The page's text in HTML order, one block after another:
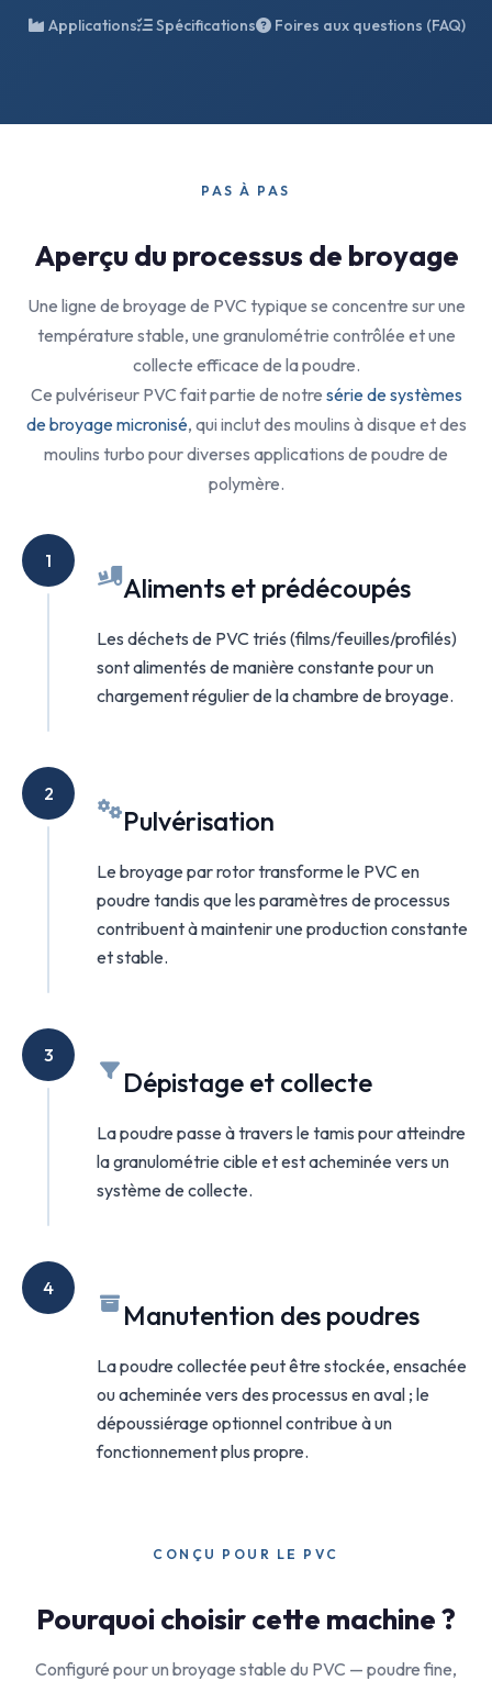
Applications
Spécifications Foires aux questions (FAQ)
PAS À PAS
Aperçu du processus de broyage
Une ligne de broyage de PVC typique se concentre sur une
température stable, une granulométrie contrôlée et une
collecte efficace de la poudre.
Ce pulvériseur PVC fait partie de notre série de systèmes
de broyage micronisé, qui inclut des moulins à disque et des
moulins turbo pour diverses applications de poudre de
polymère.
1
Aliments et prédécoupés
Les déchets de PVC triés (films/feuilles/profilés)
sont alimentés de manière constante pour un
chargement régulier de la chambre de broyage.
2
Pulvérisation
Le broyage par rotor transforme le PVC en
poudre tandis que les paramètres de processus
contribuent à maintenir une production constante
et stable.
3
Dépistage et collecte
La poudre passe à travers le tamis pour atteindre
la granulométrie cible et est acheminée vers un
système de collecte.
4
Manutention des poudres
La poudre collectée peut être stockée, ensachée
ou acheminée vers des processus en aval ; le
dépoussiérage optionnel contribue à un
fonctionnement plus propre.
CONÇU POUR LE PVC
Pourquoi choisir cette machine ?
Configuré pour un broyage stable du PVC — poudre fine,